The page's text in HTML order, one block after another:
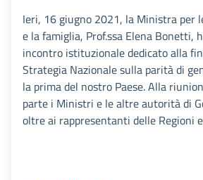
Ieri, 16 giugno 2021, la Ministra per
e la famiglia, Prof.ssa Elena Bonetti,
incontro istituzionale dedicato alla
Strategia Nazionale sulla parità di
la prima del nostro Paese. Alla
parte i Ministri e le altre autorità di
oltre ai rappresentanti delle Regioni